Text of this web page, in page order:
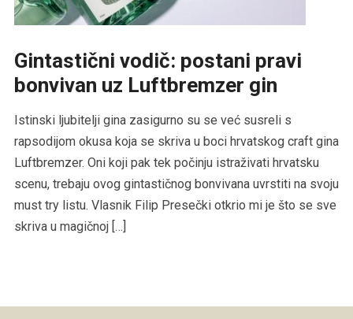
Gintastični vodič: postani pravi
bonvivan uz Luftbremzer gin
Istinski ljubitelji gina zasigurno su se već susreli s
rapsodijom okusa koja se skriva u boci hrvatskog craft gina
Luftbremzer. Oni koji pak tek počinju istraživati hrvatsku
scenu, trebaju ovog gintastičnog bonvivana uvrstiti na svoju
must try listu. Vlasnik Filip Presečki otkrio mi je što se sve
skriva u magičnoj […]